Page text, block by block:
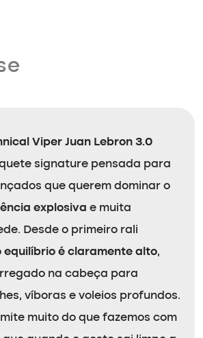
Viper Juan Lebron 3.0
signature pensada para
que querem dominar o
explosiva e muita
Desde o primeiro rali
equilíbrio é claramente alto,
na cabeça para
víboras e voleios profundos.
muito do que fazemos com